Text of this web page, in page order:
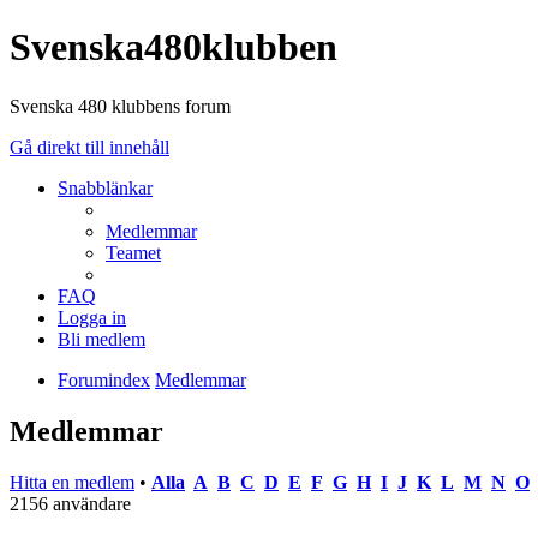
Svenska480klubben
Svenska 480 klubbens forum
Gå direkt till innehåll
Snabblänkar
Medlemmar
Teamet
FAQ
Logga in
Bli medlem
Forumindex Medlemmar
Medlemmar
Hitta en medlem • Alla A B C D E F G H I J K L M N O
2156 användare